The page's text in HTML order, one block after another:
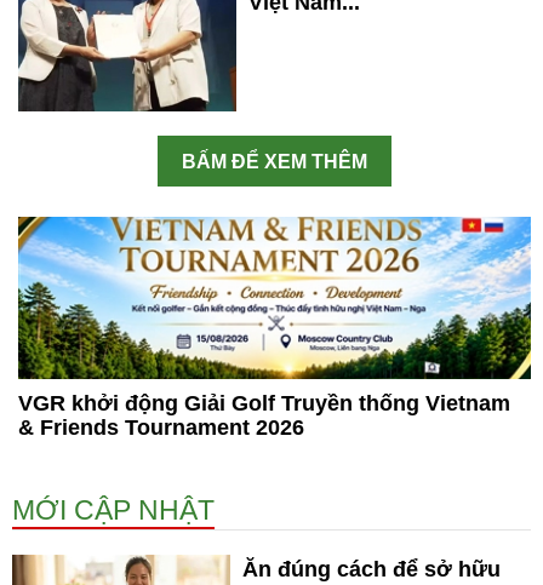
BẤM ĐỂ XEM THÊM
VGR khởi động Giải Golf Truyền thống Vietnam
& Friends Tournament 2026
MỚI CẬP NHẬT
Ăn đúng cách để sở hữu